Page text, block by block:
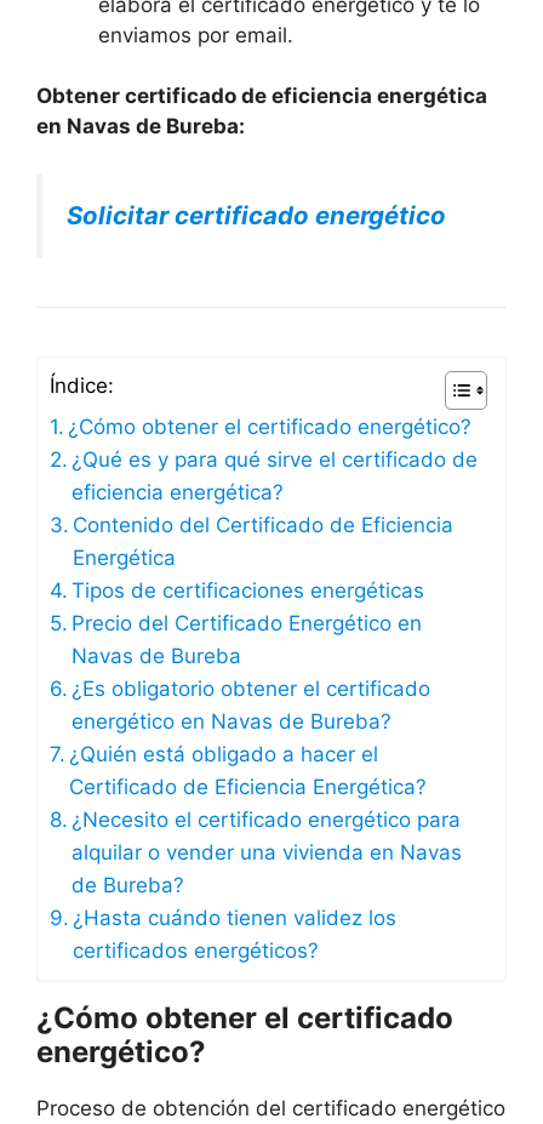
enviamos por email.
Obtener certificado de eficiencia energética
en Navas de Bureba:
Solicitar certificado energético
Índice:
¿Cómo obtener el certificado energético?
¿Qué es y para qué sirve el certificado de
eficiencia energética?
Contenido del Certificado de Eficiencia
Energética
Tipos de certificaciones energéticas
Precio del Certificado Energético en
Navas de Bureba
¿Es obligatorio obtener el certificado
energético en Navas de Bureba?
¿Quién está obligado a hacer el
Certificado de Eficiencia Energética?
¿Necesito el certificado energético para
alquilar o vender una vivienda en Navas
de Bureba?
¿Hasta cuándo tienen validez los
certificados energéticos?
¿Cómo obtener el certificado
energético?
Proceso de obtención del certificado energético